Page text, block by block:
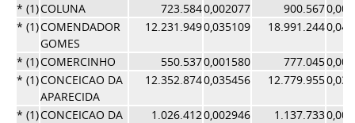
* (1)COLUNA 723.5840,002077 900.567
* (1)COMENDADOR
GOMES
12.231.9490,035109 18.991.244
* (1)COMERCINHO 550.5370,001580 777.045
* (1)CONCEICAO DA
APARECIDA
12.352.8740,035456 12.779.955
* (1)CONCEICAO DA
1.026.4120,002946 1.137.733